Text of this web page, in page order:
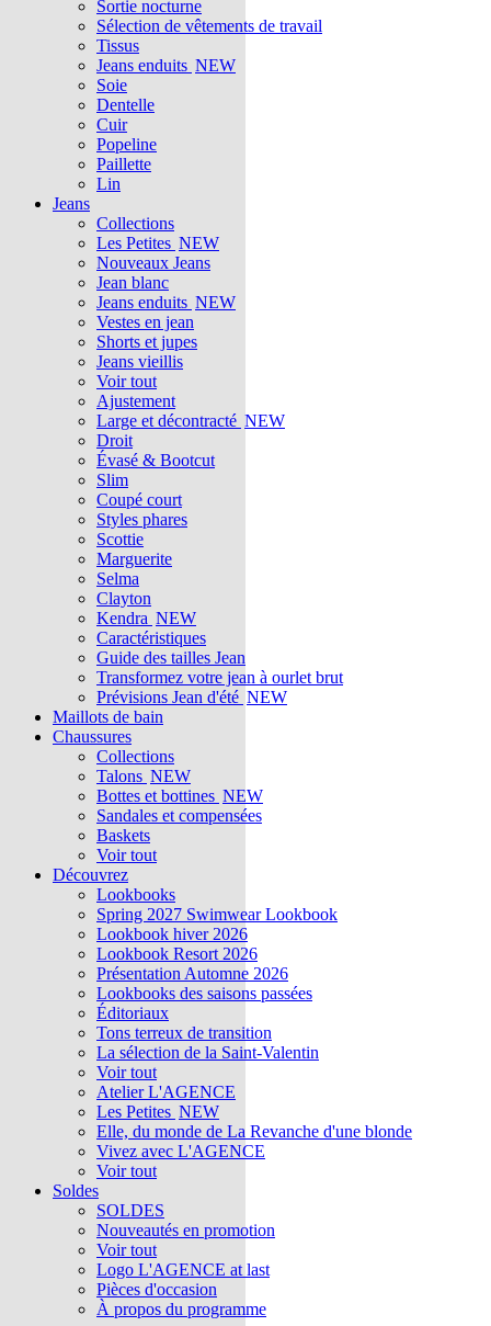
Sortie nocturne
Sélection de vêtements de travail
Tissus
Jeans enduits NEW
Soie
Dentelle
Cuir
Popeline
Paillette
Lin
Jeans
Collections
Les Petites NEW
Nouveaux Jeans
Jean blanc
Jeans enduits NEW
Vestes en jean
Shorts et jupes
Jeans vieillis
Voir tout
Ajustement
Large et décontracté NEW
Droit
Évasé & Bootcut
Slim
Coupé court
Styles phares
Scottie
Marguerite
Selma
Clayton
Kendra NEW
Caractéristiques
Guide des tailles Jean
Transformez votre jean à ourlet brut
Prévisions Jean d'été NEW
Maillots de bain
Chaussures
Collections
Talons NEW
Bottes et bottines NEW
Sandales et compensées
Baskets
Voir tout
Découvrez
Lookbooks
Spring 2027 Swimwear Lookbook
Lookbook hiver 2026
Lookbook Resort 2026
Présentation Automne 2026
Lookbooks des saisons passées
Éditoriaux
Tons terreux de transition
La sélection de la Saint-Valentin
Voir tout
Atelier L'AGENCE
Les Petites NEW
Elle, du monde de La Revanche d'une blonde
Vivez avec L'AGENCE
Voir tout
Soldes
SOLDES
Nouveautés en promotion
Voir tout
Logo L'AGENCE at last
Pièces d'occasion
À propos du programme